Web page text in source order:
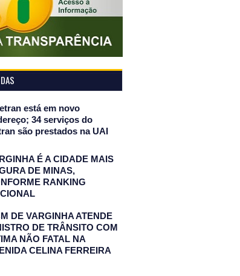
está em novo
34 serviços do
são prestados na UAI
É A CIDADE MAIS
DE MINAS,
RANKING
DE VARGINHA ATENDE
DE TRÂNSITO COM
NÃO FATAL NA
CELINA FERREIRA